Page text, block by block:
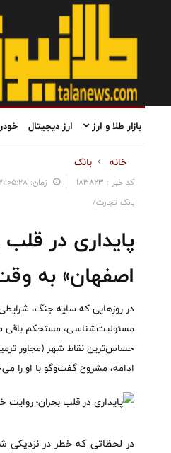
بازار طلا و ارز ارز دیجیتال
خانه بانک
کد خبر : 183823 زمان: ۲۱:۰۵:۲۸ - تاریخ: ۱۴۰۵/۰۲/۰۸
بانک تجارت/
پایداری در
اصفهان» به
در روزهایی که سایه جنگ،
مسئولیت‌شناسی، مستحکم باقی
حساس‌ترین نقاط شهر (مجاور
ادامه، مشروح گفت‌وگو با او را
در لحظاتی که خطر در